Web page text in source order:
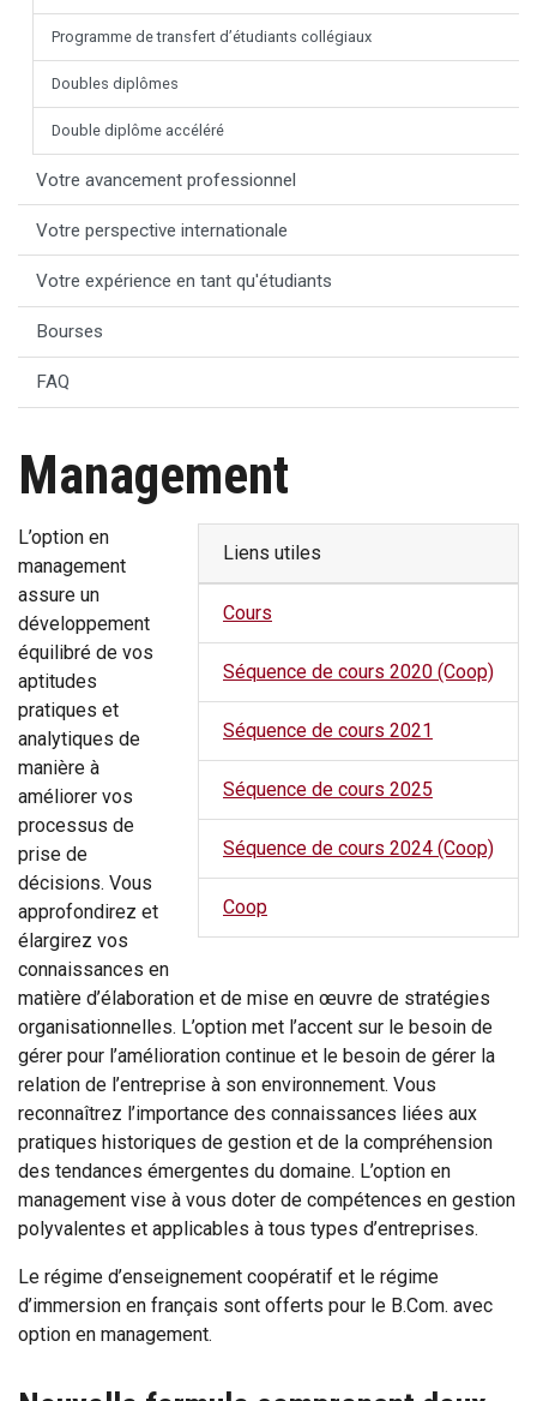
Programme de transfert d’étudiants collégiaux
Doubles diplômes
Double diplôme accéléré
Votre avancement professionnel
Votre perspective internationale
Votre expérience en tant qu'étudiants
Bourses
FAQ
Management
Liens utiles
Cours
Séquence de cours 2020 (Coop)
Séquence de cours 2021
Séquence de cours 2025
Séquence de cours 2024 (Coop)
Coop
L’option en
management
assure un
développement
équilibré de vos
aptitudes
pratiques et
analytiques de
manière à
améliorer vos
processus de
prise de
décisions. Vous
approfondirez et
élargirez vos
connaissances en
matière d’élaboration et de mise en œuvre de stratégies
organisationnelles. L’option met l’accent sur le besoin de
gérer pour l’amélioration continue et le besoin de gérer la
relation de l’entreprise à son environnement. Vous
reconnaîtrez l’importance des connaissances liées aux
pratiques historiques de gestion et de la compréhension
des tendances émergentes du domaine. L’option en
management vise à vous doter de compétences en gestion
polyvalentes et applicables à tous types d’entreprises.
Le régime d’enseignement coopératif et le régime
d’immersion en français sont offerts pour le B.Com. avec
option en management.